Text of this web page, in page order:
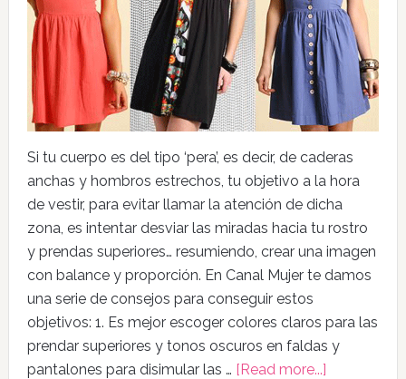
Si tu cuerpo es del tipo ‘pera’, es decir, de caderas
anchas y hombros estrechos, tu objetivo a la hora
de vestir, para evitar llamar la atención de dicha
zona, es intentar desviar las miradas hacia tu rostro
y prendas superiores… resumiendo, crear una imagen
con balance y proporción. En Canal Mujer te damos
una serie de consejos para conseguir estos
objetivos: 1. Es mejor escoger colores claros para las
prendar superiores y tonos oscuros en faldas y
pantalones para disimular las … [Read more...]